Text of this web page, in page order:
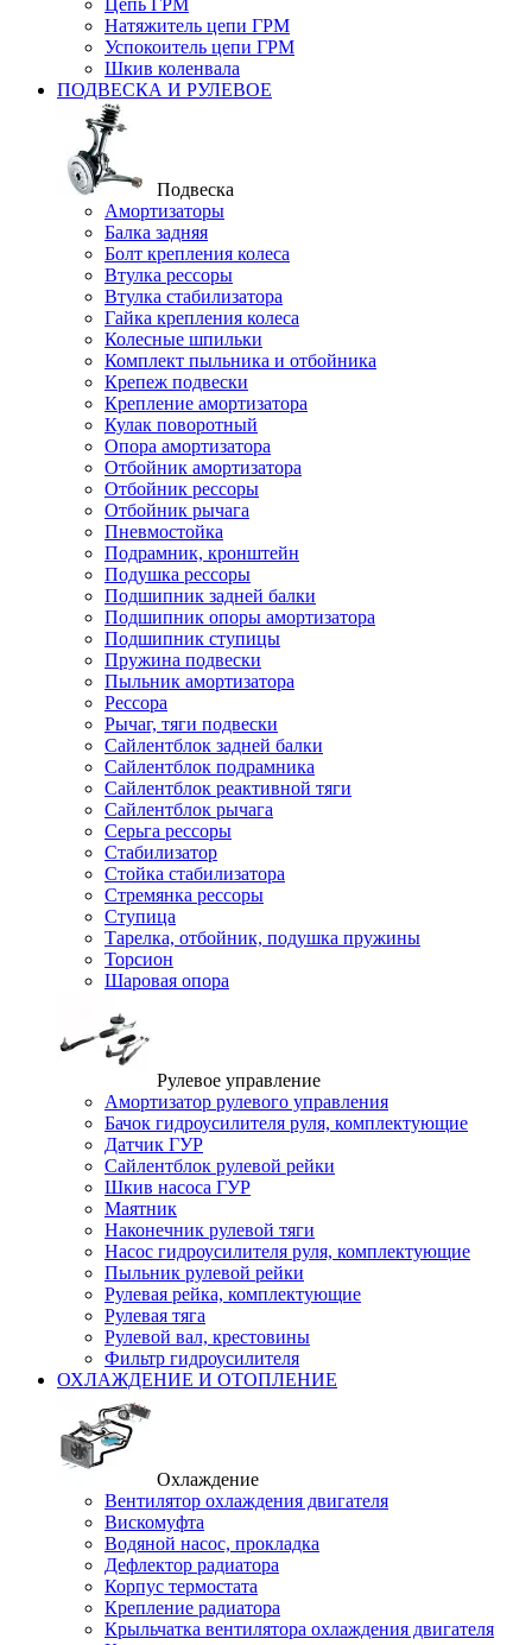
Цепь ГРМ
Натяжитель цепи ГРМ
Успокоитель цепи ГРМ
Шкив коленвала
ПОДВЕСКА И РУЛЕВОЕ
Подвеска
Амортизаторы
Балка задняя
Болт крепления колеса
Втулка рессоры
Втулка стабилизатора
Гайка крепления колеса
Колесные шпильки
Комплект пыльника и отбойника
Крепеж подвески
Крепление амортизатора
Кулак поворотный
Опора амортизатора
Отбойник амортизатора
Отбойник рессоры
Отбойник рычага
Пневмостойка
Подрамник, кронштейн
Подушка рессоры
Подшипник задней балки
Подшипник опоры амортизатора
Подшипник ступицы
Пружина подвески
Пыльник амортизатора
Рессора
Рычаг, тяги подвески
Сайлентблок задней балки
Сайлентблок подрамника
Сайлентблок реактивной тяги
Сайлентблок рычага
Серьга рессоры
Стабилизатор
Стойка стабилизатора
Стремянка рессоры
Ступица
Тарелка, отбойник, подушка пружины
Торсион
Шаровая опора
Рулевое управление
Амортизатор рулевого управления
Бачок гидроусилителя руля, комплектующие
Датчик ГУР
Сайлентблок рулевой рейки
Шкив насоса ГУР
Маятник
Наконечник рулевой тяги
Насос гидроусилителя руля, комплектующие
Пыльник рулевой рейки
Рулевая рейка, комплектующие
Рулевая тяга
Рулевой вал, крестовины
Фильтр гидроусилителя
ОХЛАЖДЕНИЕ И ОТОПЛЕНИЕ
Охлаждение
Вентилятор охлаждения двигателя
Вискомуфта
Водяной насос, прокладка
Дефлектор радиатора
Корпус термостата
Крепление радиатора
Крыльчатка вентилятора охлаждения двигателя